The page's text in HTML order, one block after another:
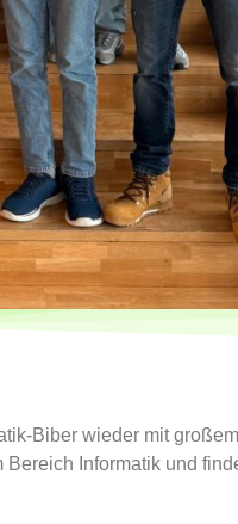
wieder mit
Informatik und